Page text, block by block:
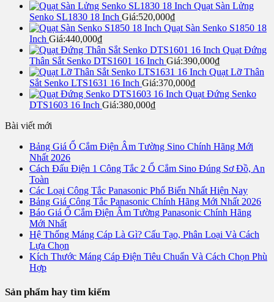
Quạt Sàn Lửng
Senko SL1830 18 Inch Giá:520,000₫
Quạt Sàn Senko S1850 18
Inch Giá:440,000₫
Quạt Đứng
Thân Sắt Senko DTS1601 16 Inch Giá:390,000₫
Quạt Lỡ Thân
Sắt Senko LTS1631 16 Inch Giá:370,000₫
Quạt Đứng Senko
DTS1603 16 Inch Giá:380,000₫
Bài viết mới
Bảng Giá Ổ Cắm Điện Âm Tường Sino Chính Hãng Mới
Nhất 2026
Cách Đấu Điện 1 Công Tắc 2 Ổ Cắm Sino Đúng Sơ Đồ, An
Toàn
Các Loại Công Tắc Panasonic Phổ Biến Nhất Hiện Nay
Bảng Giá Công Tắc Panasonic Chính Hãng Mới Nhất 2026
Báo Giá Ổ Cắm Điện Âm Tường Panasonic Chính Hãng
Mới Nhất
Hệ Thống Máng Cáp Là Gì? Cấu Tạo, Phân Loại Và Cách
Lựa Chọn
Kích Thước Máng Cáp Điện Tiêu Chuẩn Và Cách Chọn Phù
Hợp
Sản phẩm hay tìm kiếm